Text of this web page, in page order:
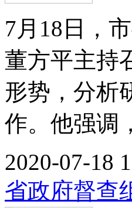
7月18日，
董方平主持
形势，分析
作。他强调
2020-07-18
省政府督查